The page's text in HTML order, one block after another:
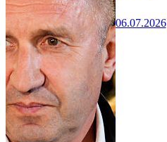
06.07.2026